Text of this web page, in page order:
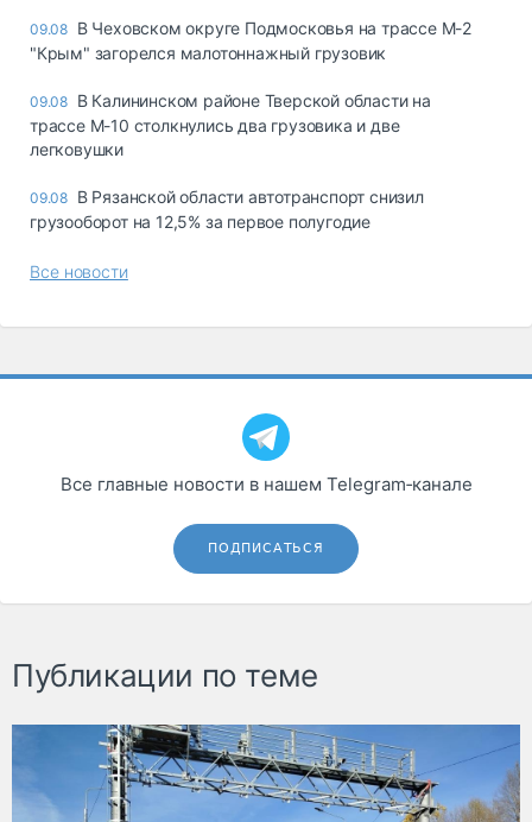
09.08 В Чеховском округе Подмосковья на трассе М-2
"Крым" загорелся малотоннажный грузовик
09.08 В Калининском районе Тверской области на
трассе М-10 столкнулись два грузовика и две
легковушки
09.08 В Рязанской области автотранспорт снизил
грузооборот на 12,5% за первое полугодие
Все новости
Все главные новости в нашем Telegram‑канале
ПОДПИСАТЬСЯ
Публикации по теме